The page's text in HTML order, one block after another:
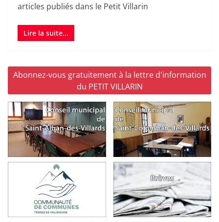
articles publiés dans le Petit Villarin
Lire la suite...
Abonnez-vous gratuitement à la lettre d'information
du PETIT VILLARIN